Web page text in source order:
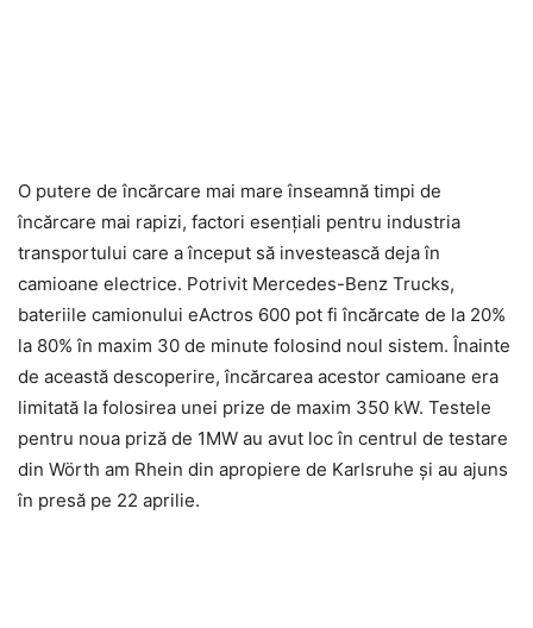
O putere de încărcare mai mare înseamnă timpi de
încărcare mai rapizi, factori esențiali pentru industria
transportului care a început să investească deja în
camioane electrice. Potrivit Mercedes-Benz Trucks,
bateriile camionului eActros 600 pot fi încărcate de la 20%
la 80% în maxim 30 de minute folosind noul sistem. Înainte
de această descoperire, încărcarea acestor camioane era
limitată la folosirea unei prize de maxim 350 kW. Testele
pentru noua priză de 1MW au avut loc în centrul de testare
din Wörth am Rhein din apropiere de Karlsruhe și au ajuns
în presă pe 22 aprilie.